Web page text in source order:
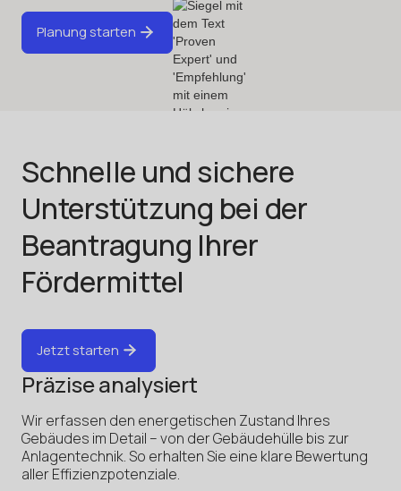
Planung starten
Planung starten
Schnelle und sichere
Unterstützung bei der
Beantragung Ihrer
Fördermittel
Jetzt starten
Präzise analysiert
Wir erfassen den energetischen Zustand Ihres
Gebäudes im Detail – von der Gebäudehülle bis zur
Anlagentechnik. So erhalten Sie eine klare Bewertung
aller Effizienzpotenziale.